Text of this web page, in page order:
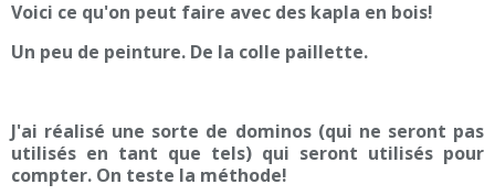
Voici ce qu'on peut faire avec des kapla en bois!
Un peu de peinture. De la colle paillette.
J'ai réalisé une sorte de dominos (qui ne seront pas
utilisés en tant que tels) qui seront utilisés pour
compter. On teste la méthode!